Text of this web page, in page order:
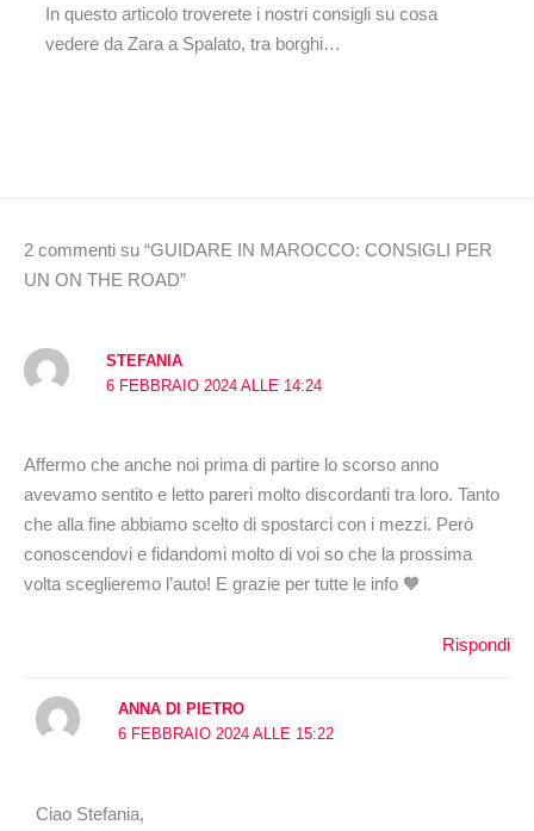
In questo articolo troverete i nostri consigli su cosa
vedere da Zara a Spalato, tra borghi…
2 commenti su “GUIDARE IN MAROCCO: CONSIGLI PER
UN ON THE ROAD”
STEFANIA
6 FEBBRAIO 2024 ALLE 14:24
Affermo che anche noi prima di partire lo scorso anno
avevamo sentito e letto pareri molto discordanti tra loro. Tanto
che alla fine abbiamo scelto di spostarci con i mezzi. Però
conoscendovi e fidandomi molto di voi so che la prossima
volta sceglieremo l’auto! E grazie per tutte le info 🧡
Rispondi
ANNA DI PIETRO
6 FEBBRAIO 2024 ALLE 15:22
Ciao Stefania,